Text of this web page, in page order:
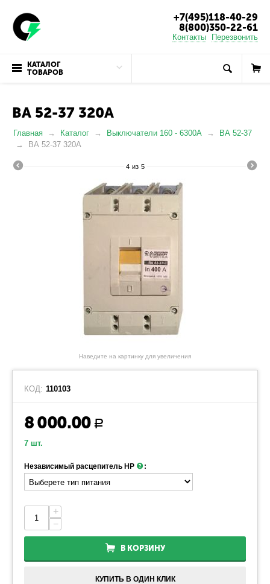
+7(495)118-40-29
8(800)350-22-61
Контакты Перезвонить
КАТАЛОГ
ТОВАРОВ
ВА 52-37 320А
Главная Каталог Выключатели 160 - 6300А
ВА 52-37
ВА 52-37 320А
4 из 5
Наведите на картинку для увеличения
КОД: 110103
8 000.00 Р
7 шт.
Независимый расцепитель НР :
+
−
В КОРЗИНУ
КУПИТЬ В ОДИН КЛИК